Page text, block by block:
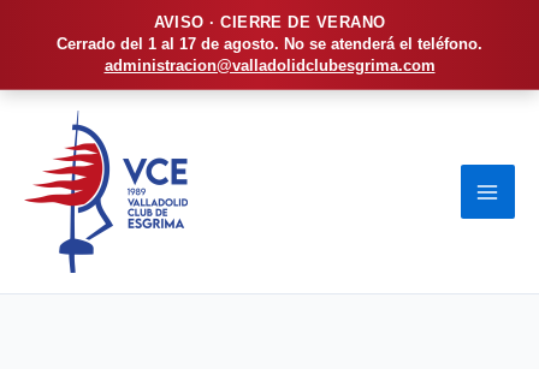
AVISO · CIERRE DE VERANO
Cerrado del 1 al 17 de agosto. No se atenderá el teléfono.
administracion@valladolidclubesgrima.com
contenido